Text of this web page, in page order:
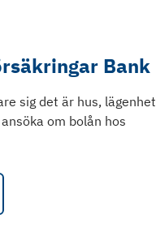
Bank
sig det är hus, lägenhet
om bolån hos